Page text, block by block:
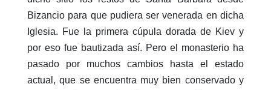
Bizancio para que pudiera ser venerada en dicha
Iglesia. Fue la primera cúpula dorada de Kiev y
por eso fue bautizada así. Pero el monasterio ha
pasado por muchos cambios hasta el estado
actual, que se encuentra muy bien conservado y